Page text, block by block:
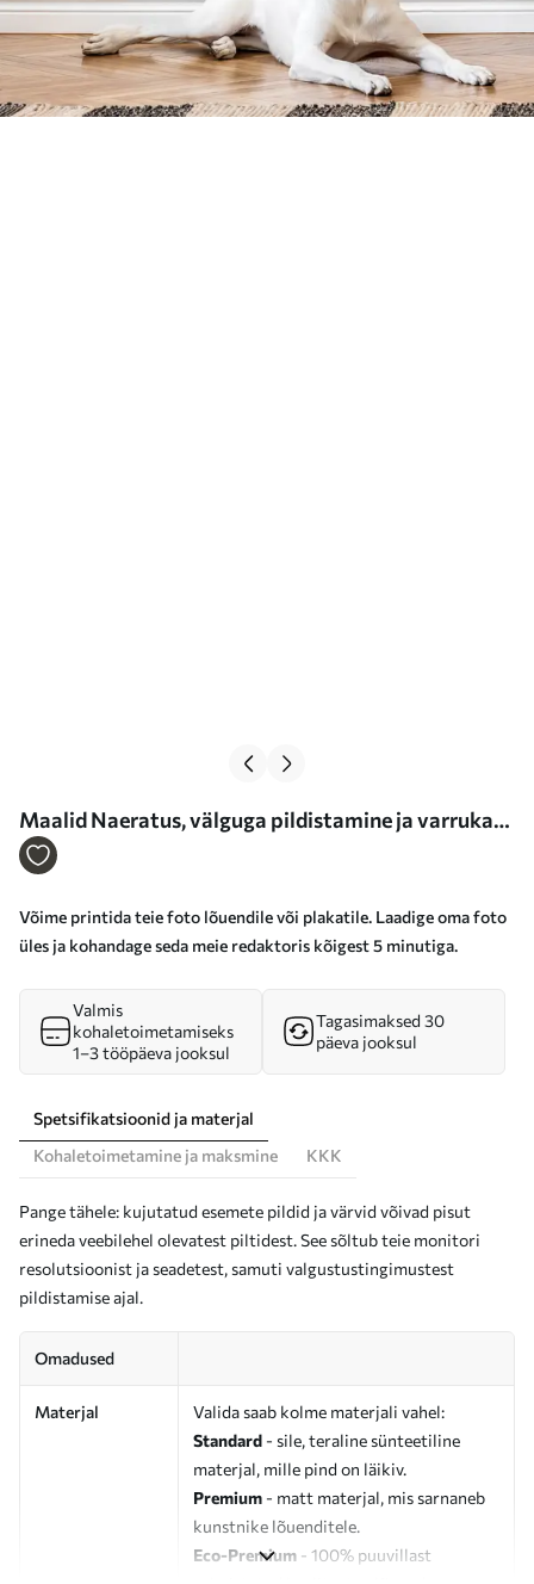
Maalid Naeratus, välguga pildistamine ja varrukas
Nr s33244
Võime printida teie foto lõuendile või plakatile. Laadige oma foto
üles ja kohandage seda meie redaktoris kõigest 5 minutiga.
Valmis
kohaletoimetamiseks
1–3 tööpäeva jooksul
Tagasimaksed 30
päeva jooksul
Spetsifikatsioonid ja materjal
Kohaletoimetamine ja maksmine
KKK
Pange tähele: kujutatud esemete pildid ja värvid võivad pisut
erineda veebilehel olevatest piltidest. See sõltub teie monitori
resolutsioonist ja seadetest, samuti valgustustingimustest
pildistamise ajal.
Omadused
Materjal
Valida saab kolme materjali vahel:
Standard - sile, teraline sünteetiline
materjal, mille pind on läikiv.
Premium - matt materjal, mis sarnaneb
kunstnike lõuenditele.
Eco-Premium - 100% puuvillast